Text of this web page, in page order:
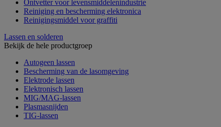
Ontvetter voor levensmiddelenindustrie
Reiniging en bescherming elektronica
Reinigingsmiddel voor graffiti
Lassen en solderen
Bekijk de hele productgroep
Autogeen lassen
Bescherming van de lasomgeving
Elektrode lassen
Elektronisch lassen
MIG/MAG-lassen
Plasmasnijden
TIG-lassen